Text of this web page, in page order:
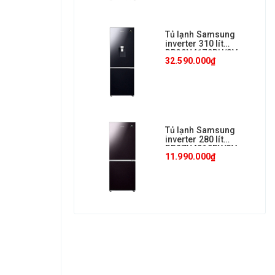
Tủ lạnh Samsung
inverter 310 lít
RB30N4170BU/SV
32.590.000₫
Tủ lạnh Samsung
inverter 280 lít
RB27N4010BY/SV
11.990.000₫